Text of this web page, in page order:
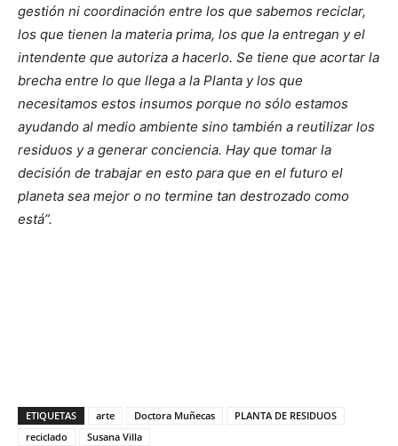
gestión ni coordinación entre los que sabemos reciclar,
los que tienen la materia prima, los que la entregan y el
intendente que autoriza a hacerlo. Se tiene que acortar la
brecha entre lo que llega a la Planta y los que
necesitamos estos insumos porque no sólo estamos
ayudando al medio ambiente sino también a reutilizar los
residuos y a generar conciencia. Hay que tomar la
decisión de trabajar en esto para que en el futuro el
planeta sea mejor o no termine tan destrozado como
está”.
ETIQUETAS arte Doctora Muñecas
PLANTA DE RESIDUOS
reciclado
Susana Villa